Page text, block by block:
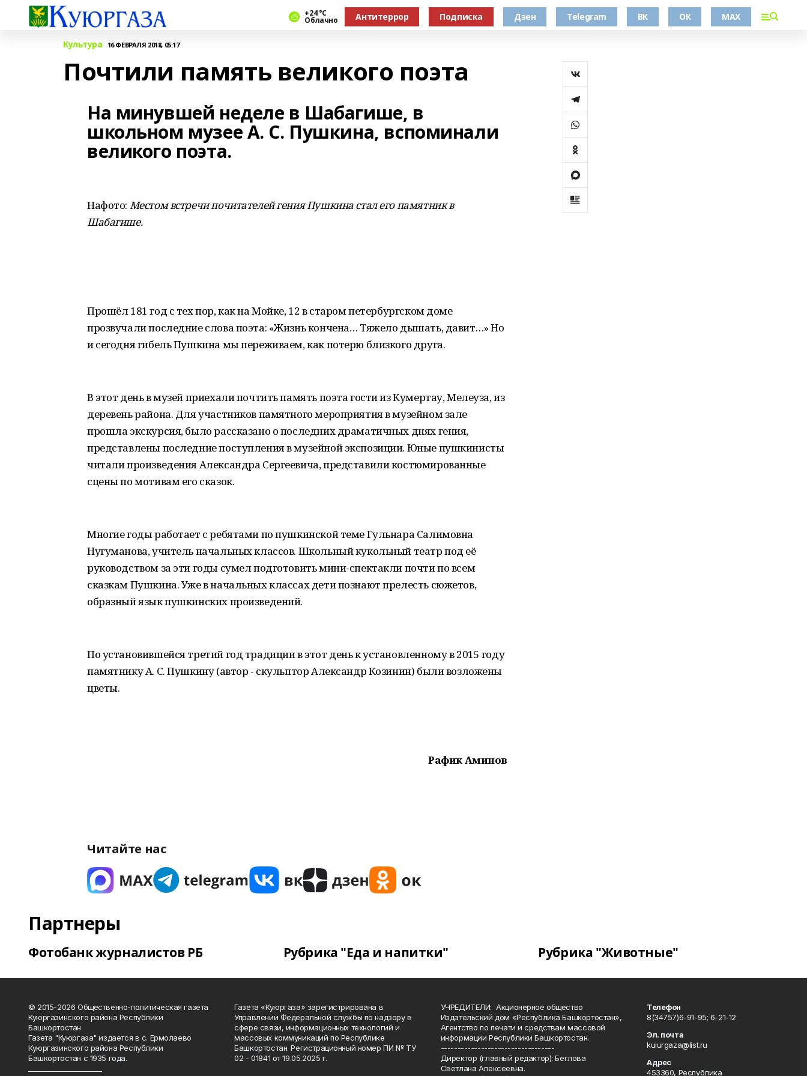
+24 °С
Облачно Антитеррор Подписка Дзен Telegram ВК ОК MAX
Культура 16 ФЕВРАЛЯ 2018, 05:17
Почтили память великого поэта
На минувшей неделе в Шабагише, в
школьном музее А. С. Пушкина, вспоминали
великого поэта.
Нафото: Местом встречи почитателей гения Пушкина стал его памятник в
Шабагише.
Прошёл 181 год с тех пор, как на Мойке, 12 в старом петербургском доме
прозвучали последние слова поэта: «Жизнь кончена… Тяжело дышать, давит…» Но
и сегодня гибель Пушкина мы переживаем, как потерю близкого друга.
В этот день в музей приехали почтить память поэта гости из Кумертау, Мелеуза, из
деревень района. Для участников памятного мероприятия в музейном зале
прошла экскурсия, было рассказано о последних драматичных днях гения,
представлены последние поступления в музейной экспозиции. Юные пушкинисты
читали произведения Александра Сергеевича, представили костюмированные
сцены по мотивам его сказок.
Многие годы работает с ребятами по пушкинской теме Гульнара Салимовна
Нугуманова, учитель начальных классов. Школьный кукольный театр под её
руководством за эти годы сумел подготовить мини-спектакли почти по всем
сказкам Пушкина. Уже в начальных классах дети познают прелесть сюжетов,
образный язык пушкинских произведений.
По установившейся третий год традиции в этот день к установленному в 2015 году
памятнику А. С. Пушкину (автор - скульптор Александр Козинин) были возложены
цветы.
Рафик Аминов
Читайте нас
Партнеры
Фотобанк журналистов РБ Рубрика "Еда и напитки" Рубрика "Животные"
© 2015-2026 Общественно-политическая газета
Куюргазинского района Республики
Башкортостан
Газета "Куюргаза" издается в с. Ермолаево
Куюргазинского района Республики
Башкортостан с 1935 года.
Газета «Куюргаза» зарегистрирована в
Управлении Федеральной службы по надзору в
сфере связи, информационных технологий и
массовых коммуникаций по Республике
Башкортостан. Регистрационный номер ПИ № ТУ
02 - 01841 от 19.05.2025 г.
УЧРЕДИТЕЛИ: Акционерное общество
Издательский дом «Республика Башкортостан»,
Агентство по печати и средствам массовой
информации Республики Башкортостан.
----------------------------------
Директор (главный редактор): Беглова
Светлана Алексеевна.
Телефон
8(34757)6-91-95; 6-21-12
Эл. почта
kuiurgaza@list.ru
Адрес
453360, Республика